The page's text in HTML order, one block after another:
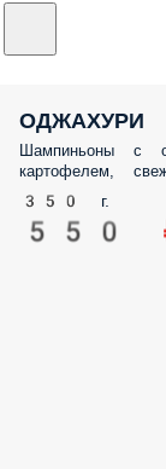
Шампиньоны с
картофелем,
350 г.
550